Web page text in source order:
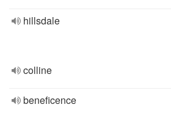
hillsdale
colline
beneficence